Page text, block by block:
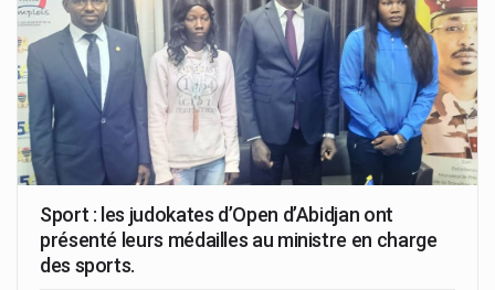
Sport : les judokates d’Open d’Abidjan ont
présenté leurs médailles au ministre en charge
des sports.